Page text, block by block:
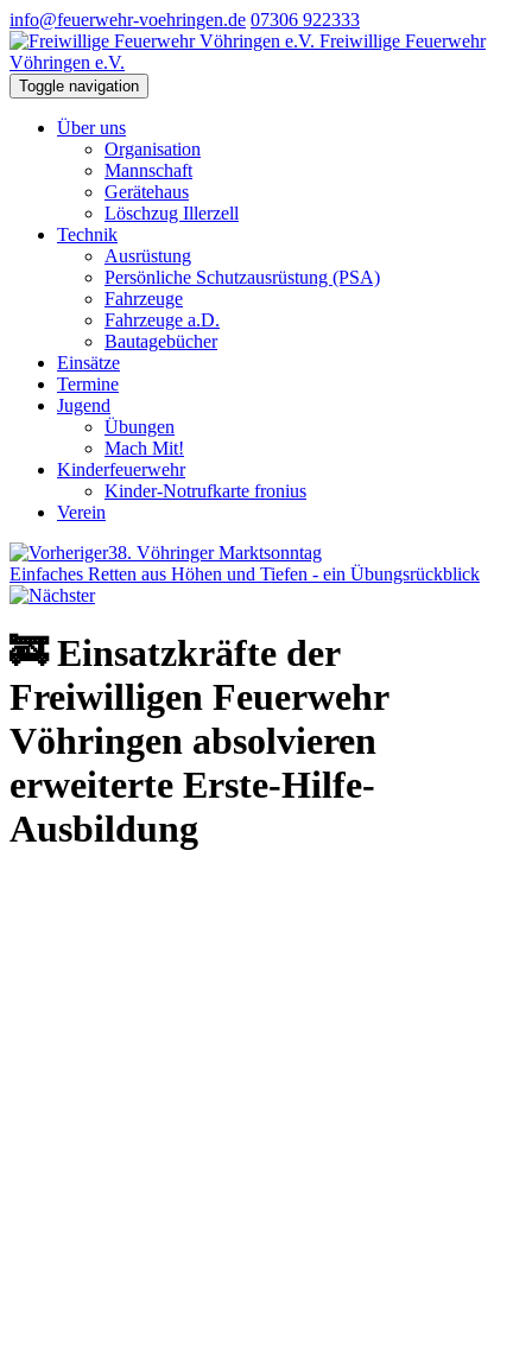
info@feuerwehr-voehringen.de 07306 922333
Freiwillige Feuerwehr
Vöhringen e.V.
Toggle navigation
Über uns
Organisation
Mannschaft
Gerätehaus
Löschzug Illerzell
Technik
Ausrüstung
Persönliche Schutzausrüstung (PSA)
Fahrzeuge
Fahrzeuge a.D.
Bautagebücher
Einsätze
Termine
Jugend
Übungen
Mach Mit!
Kinderfeuerwehr
Kinder-Notrufkarte fronius
Verein
38. Vöhringer Marktsonntag
Einfaches Retten aus Höhen und Tiefen - ein Übungsrückblick
🚒 Einsatzkräfte der
Freiwilligen Feuerwehr
Vöhringen absolvieren
erweiterte Erste-Hilfe-
Ausbildung